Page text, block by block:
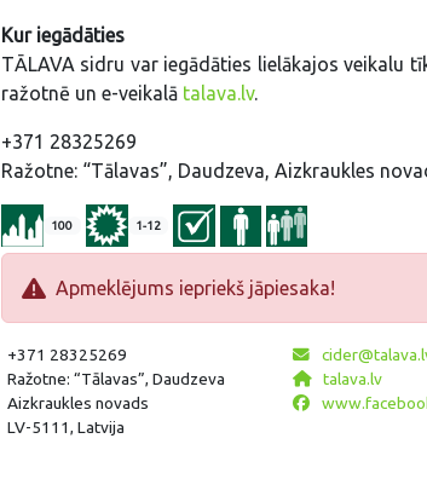
Kur iegādāties
TĀLAVA sidru var iegādāties lielākajos veikalu
ražotnē un e-veikalā talava.lv.
+371 28325269
Ražotne: “Tālavas”, Daudzeva, Aizkraukles
100 1-12
Apmeklējums iepriekš jāpiesaka!
+371 28325269
Ražotne: “Tālavas”, Daudzeva
Aizkraukles novads
LV-5111, Latvija
talava.lv